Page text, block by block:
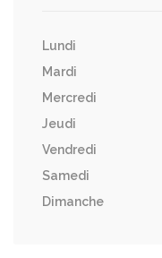
Lundi
Mardi
Mercredi
Jeudi
Vendredi
Samedi
Dimanche